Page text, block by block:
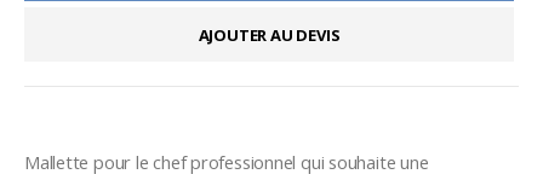
AJOUTER AU DEVIS
Mallette pour le chef professionnel qui souhaite une